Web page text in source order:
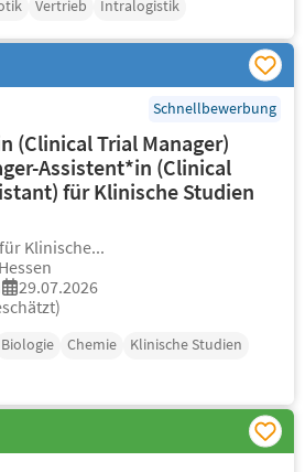
Vertrieb Intralogistik
Schnellbewerbung
(Clinical Trial Manager)
Assistent*in (Clinical
für Klinische Studien
Klinische...
29.07.2026
Biologie Chemie
Klinische Studien